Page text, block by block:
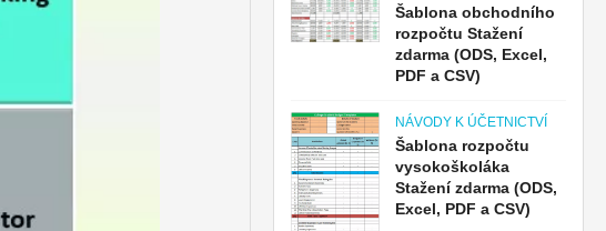
Šablona obchodního
rozpočtu Stažení
zdarma (ODS, Excel,
PDF a CSV)
NÁVODY K ÚČETNICTVÍ
Šablona rozpočtu
vysokoškoláka
Stažení zdarma (ODS,
Excel, PDF a CSV)